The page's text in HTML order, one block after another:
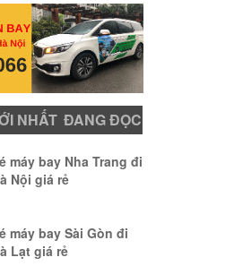
NHẤT ĐANG ĐỌC
máy bay Nha Trang đi
Nội giá rẻ
máy bay Sài Gòn đi
Lạt giá rẻ